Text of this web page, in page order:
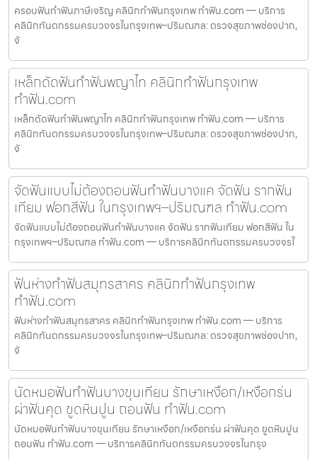
ครอบฟันทำฟันภาษีเจริญ คลินิกทำฟันกรุงเทพ ทำฟัน.com — บริการ
คลินิกทันตกรรมครบวงจรในกรุงเทพ–ปริมณฑล: ตรวจสุขภาพช่องปาก,
จั
เหล็กดัดฟันทำฟันพญาไท คลินิกทำฟันกรุงเทพ
ทำฟัน.com
เหล็กดัดฟันทำฟันพญาไท คลินิกทำฟันกรุงเทพ ทำฟัน.com — บริการ
คลินิกทันตกรรมครบวงจรในกรุงเทพ–ปริมณฑล: ตรวจสุขภาพช่องปาก,
จั
จัดฟันแบบไม่ต้องถอนฟันทำฟันบางแค จัดฟัน รากฟัน
เทียม ฟอกสีฟัน ในกรุงเทพฯ–ปริมณฑล ทำฟัน.com
จัดฟันแบบไม่ต้องถอนฟันทำฟันบางแค จัดฟัน รากฟันเทียม ฟอกสีฟัน ใน
กรุงเทพฯ–ปริมณฑล ทำฟัน.com — บริการคลินิกทันตกรรมครบวงจรใ
ฟันห่างทำฟันสมุทรสาคร คลินิกทำฟันกรุงเทพ
ทำฟัน.com
ฟันห่างทำฟันสมุทรสาคร คลินิกทำฟันกรุงเทพ ทำฟัน.com — บริการ
คลินิกทันตกรรมครบวงจรในกรุงเทพ–ปริมณฑล: ตรวจสุขภาพช่องปาก,
จั
นัดหมอฟันทำฟันบางขุนเทียน รักษาเหงือก/เหงือกร่น
ผ่าฟันคุด ขูดหินปูน ถอนฟัน ทำฟัน.com
นัดหมอฟันทำฟันบางขุนเทียน รักษาเหงือก/เหงือกร่น ผ่าฟันคุด ขูดหินปูน
ถอนฟัน ทำฟัน.com — บริการคลินิกทันตกรรมครบวงจรในกรุง